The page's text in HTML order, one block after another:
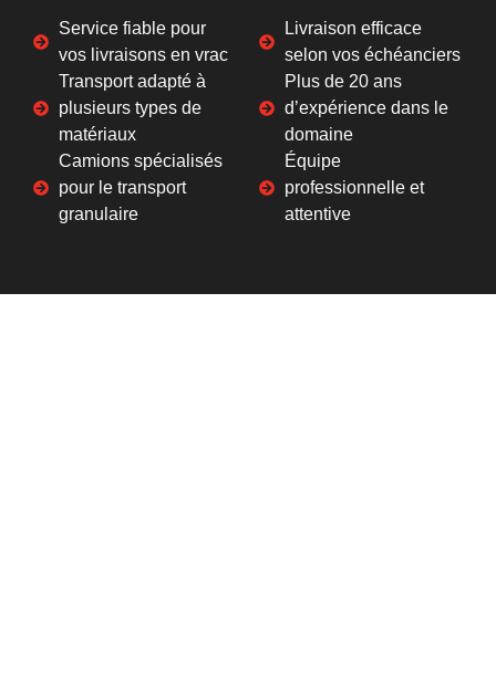
Service fiable pour
vos livraisons en vrac
Transport adapté à
plusieurs types de
matériaux
Camions spécialisés
pour le transport
granulaire
Livraison efficace
selon vos échéanciers
Plus de 20 ans
d’expérience dans le
domaine
Équipe
professionnelle et
attentive